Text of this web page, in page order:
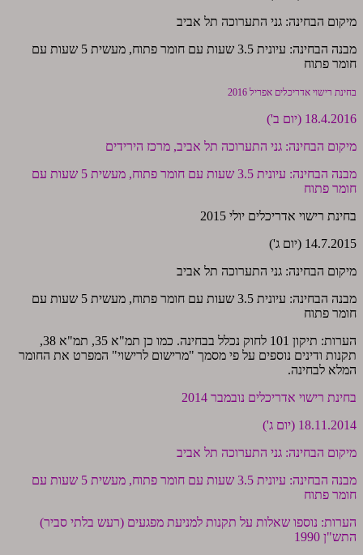
מיקום הבחינה: גני התערוכה תל אביב
מבנה הבחינה: עיונית 3.5 שעות עם חומר פתוח, מעשית 5 שעות עם
חומר פתוח
בחינת רישוי אדריכלים אפריל 2016
18.4.2016 (יום ב')
מיקום הבחינה: גני התערוכה תל אביב, מרכז הירידים
מבנה הבחינה: עיונית 3.5 שעות עם חומר פתוח, מעשית 5 שעות עם
חומר פתוח
בחינת רישוי אדריכלים יולי 2015
14.7.2015 (יום ג')
מיקום הבחינה: גני התערוכה תל אביב
מבנה הבחינה: עיונית 3.5 שעות עם חומר פתוח, מעשית 5 שעות עם
חומר פתוח
הערות: תיקון 101 לחוק נכלל בבחינה. כמו כן תמ"א 35, תמ"א 38,
תקנות ודינים נוספים על פי מסמך "מרישום לרישוי" המפרט את החומר
המלא לבחינה.
בחינת רישוי אדריכלים נובמבר 2014
18.11.2014 (יום ג')
מיקום הבחינה: גני התערוכה תל אביב
מבנה הבחינה: עיונית 3.5 שעות עם חומר פתוח, מעשית 5 שעות עם
חומר פתוח
הערות: נוספו שאלות על תקנות למניעת מפגעים (רעש בלתי סביר)
התש"ן 1990